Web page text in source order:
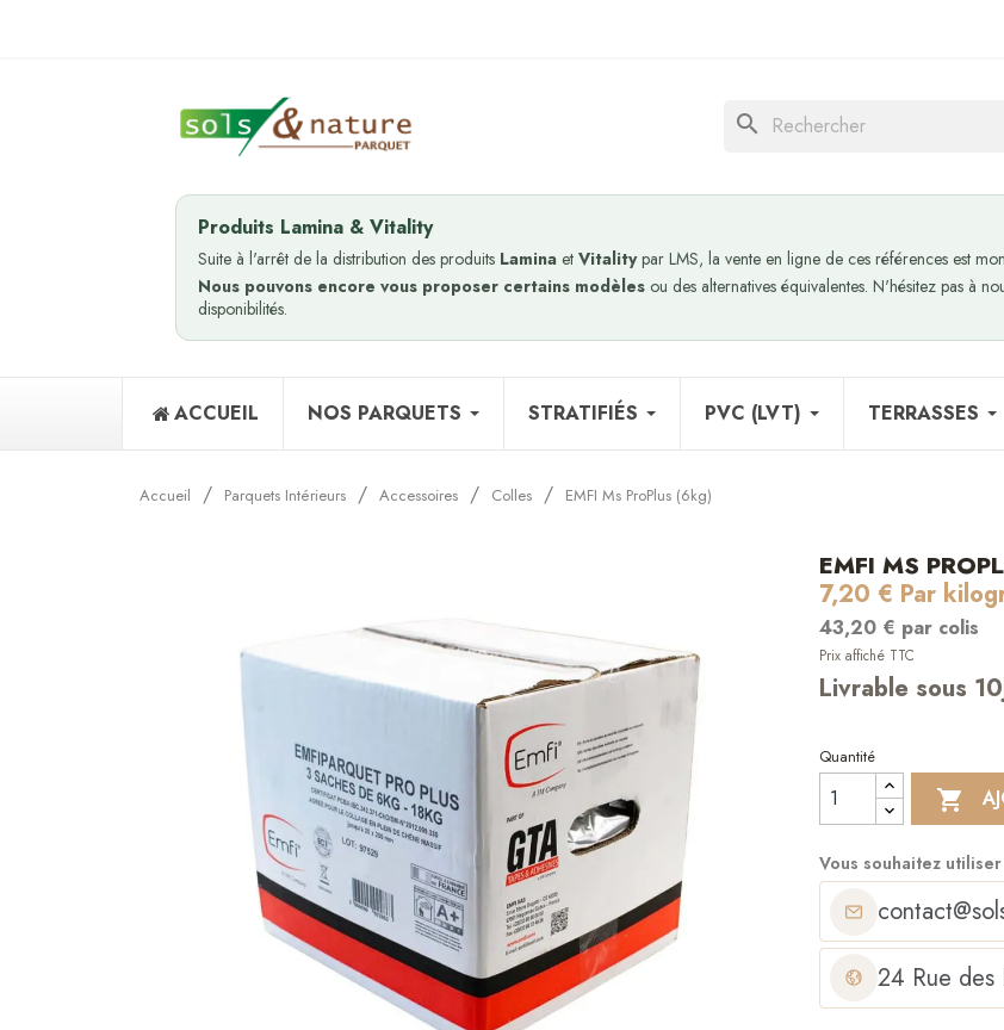
search
Produits Lamina & Vitality
Suite à l'arrêt de la distribution des produits Lamina et Vitalitypar LMS, la vente en ligne de ces références est
Nous pouvons encore vous proposer certains modèles ou des alternatives équivalentes. N'hésitez pas à
disponibilités.
ACCUEIL NOS PARQUETS STRATIFIÉS PVC (LVT) TERRASSES
Accueil Parquets Intérieurs Accessoires Colles EMFI Ms ProPlus (6kg)
EMFI MS
7,20 € Par
43,20 € par colis
Prix affiché TTC
Livrable sous
Quantité

Vous souhaitez
24 Rue des